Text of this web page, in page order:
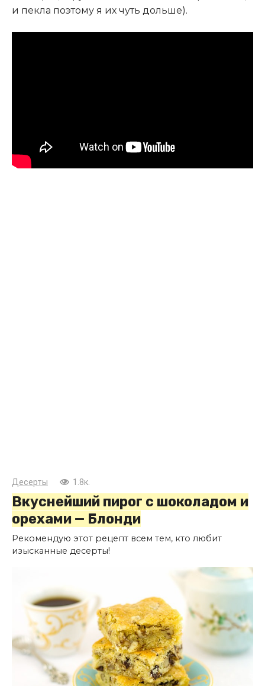
и пекла поэтому я их чуть дольше).
Десерты 1.8к.
Вкуснейший пирог с шоколадом и
орехами — Блонди
Рекомендую этот рецепт всем тем, кто любит
изысканные десерты!